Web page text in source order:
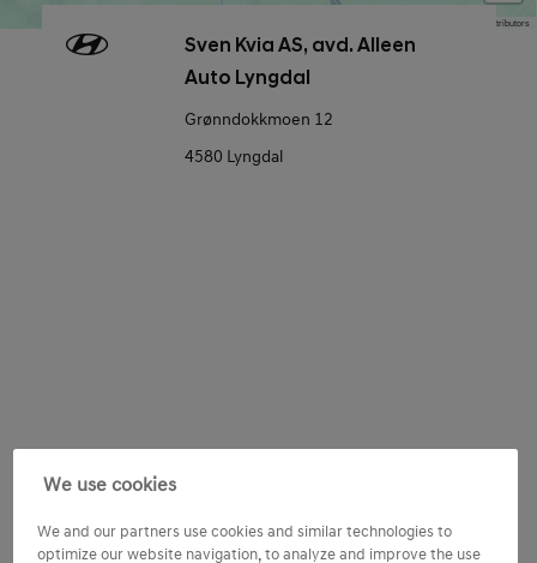
Map data © OpenStreetMap contributors
Sven Kvia AS, avd. Alleen
Auto Lyngdal
Grønndokkmoen 12
4580 Lyngdal
Jeg ønsker å motta tilpasset innhold basert på mine
preferanser og aktiviteter samt min bruk av Hyundai-
We use cookies
We and our partners use cookies and similar technologies to
optimize our website navigation, to analyze and improve the use